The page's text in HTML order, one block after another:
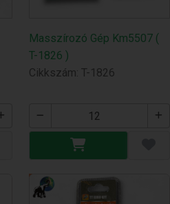
Masszírozó Gép Km5507 (
T-1826 )
Cikkszám: T-1826